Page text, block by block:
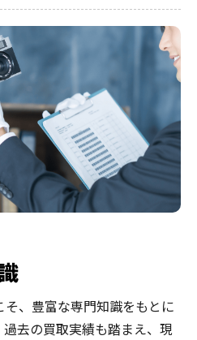
、豊富な専門知識をもとに
去の買取実績も踏まえ、現